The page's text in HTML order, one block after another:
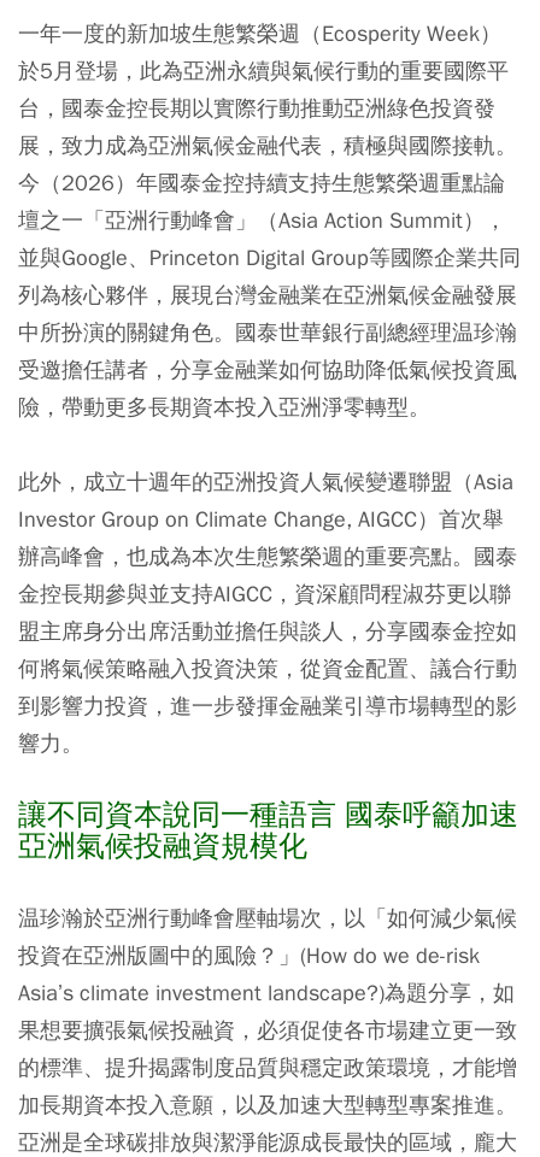
一年一度的新加坡生態繁榮週（Ecosperity Week）
於5月登場，此為亞洲永續與氣候行動的重要國際平
台，國泰金控長期以實際行動推動亞洲綠色投資發
展，致力成為亞洲氣候金融代表，積極與國際接軌。
今（2026）年國泰金控持續支持生態繁榮週重點論
壇之一「亞洲行動峰會」（Asia Action Summit），
並與Google、Princeton Digital Group等國際企業共同
列為核心夥伴，展現台灣金融業在亞洲氣候金融發展
中所扮演的關鍵角色。國泰世華銀行副總經理温珍瀚
受邀擔任講者，分享金融業如何協助降低氣候投資風
險，帶動更多長期資本投入亞洲淨零轉型。
此外，成立十週年的亞洲投資人氣候變遷聯盟（Asia
Investor Group on Climate Change, AIGCC）首次舉
辦高峰會，也成為本次生態繁榮週的重要亮點。國泰
金控長期參與並支持AIGCC，資深顧問程淑芬更以聯
盟主席身分出席活動並擔任與談人，分享國泰金控如
何將氣候策略融入投資決策，從資金配置、議合行動
到影響力投資，進一步發揮金融業引導市場轉型的影
響力。
讓不同資本說同一種語言 國泰呼籲加速
亞洲氣候投融資規模化
温珍瀚於亞洲行動峰會壓軸場次，以「如何減少氣候
投資在亞洲版圖中的風險？」(How do we de-risk
Asia’s climate investment landscape?)為題分享，如
果想要擴張氣候投融資，必須促使各市場建立更一致
的標準、提升揭露制度品質與穩定政策環境，才能增
加長期資本投入意願，以及加速大型轉型專案推進。
亞洲是全球碳排放與潔淨能源成長最快的區域，龐大